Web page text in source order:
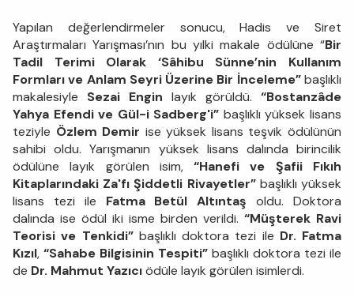
Yapılan değerlendirmeler sonucu, Hadis ve Siret
Araştırmaları Yarışması’nın bu yılki makale ödülüne “Bir
Tadil Terimi Olarak ‘Sâhibu Sünne’nin Kullanım
Formları ve Anlam Seyri Üzerine Bir İnceleme”başlıklı
makalesiyle Sezai Engin layık görüldü. “Bostanzâde
Yahya Efendi ve Gül-i Sadberg'i” başlıklı yüksek lisans
teziyle Özlem Demir ise yüksek lisans teşvik ödülünün
sahibi oldu. Yarışmanın yüksek lisans dalında birincilik
ödülüne layık görülen isim,“Hanefi ve Şafii Fıkıh
Kitaplarındaki Za'fı Şiddetli Rivayetler”başlıklı yüksek
lisans tezi ile Fatma Betül Altıntaş oldu. Doktora
dalında ise ödül iki isme birden verildi. “Müşterek Ravi
Teorisi ve Tenkidi” başlıklı doktora tezi ile Dr. Fatma
Kızıl, “Sahabe Bilgisinin Tespiti” başlıklı doktora tezi ile
de Dr. Mahmut Yazıcıödüle layık görülen isimlerdi.